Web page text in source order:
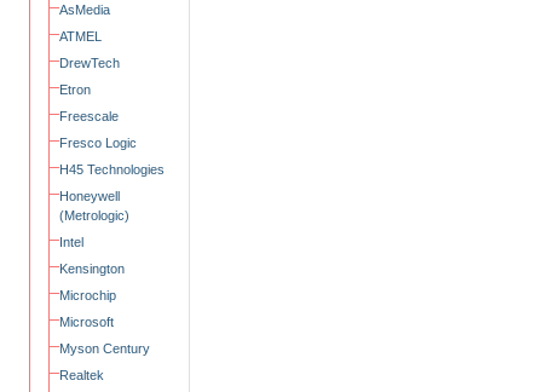
AsMedia
ATMEL
DrewTech
Etron
Freescale
Fresco Logic
H45 Technologies
Honeywell
(Metrologic)
Intel
Kensington
Microchip
Microsoft
Myson Century
Realtek